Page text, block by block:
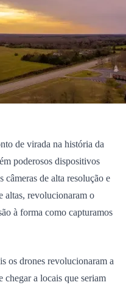
de virada na história da
poderosos dispositivos
câmeras de alta resolução e
altas, revolucionaram o
à forma como capturamos
os drones revolucionaram a
chegar a locais que seriam